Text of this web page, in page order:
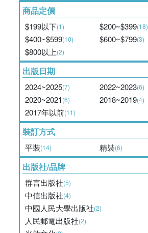
商品定價
$199以下(1) $200~$399(18)
$400~$599(10) $600~$799(3)
$800以上(2)
出版日期
2024~2025(7) 2022~2023(6)
2020~2021(6) 2018~2019(4)
2017年以前(11)
裝訂方式
平裝(14) 精裝(6)
出版社/品牌
群言出版社(5)
中信出版社(4)
中國人民大學出版社(2)
人民郵電出版社(2)